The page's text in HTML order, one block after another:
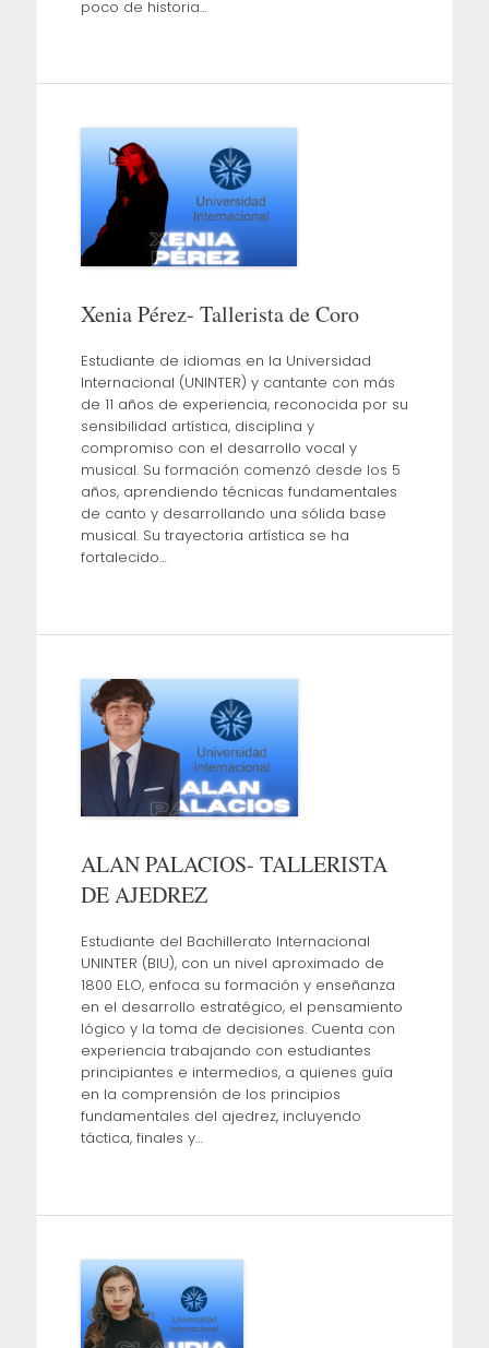
poco de historia…
Xenia Pérez- Tallerista de Coro
Estudiante de idiomas en la Universidad
Internacional (UNINTER) y cantante con más
de 11 años de experiencia, reconocida por su
sensibilidad artística, disciplina y
compromiso con el desarrollo vocal y
musical. Su formación comenzó desde los 5
años, aprendiendo técnicas fundamentales
de canto y desarrollando una sólida base
musical. Su trayectoria artística se ha
fortalecido…
ALAN PALACIOS- TALLERISTA
DE AJEDREZ
Estudiante del Bachillerato Internacional
UNINTER (BIU), con un nivel aproximado de
1800 ELO, enfoca su formación y enseñanza
en el desarrollo estratégico, el pensamiento
lógico y la toma de decisiones. Cuenta con
experiencia trabajando con estudiantes
principiantes e intermedios, a quienes guía
en la comprensión de los principios
fundamentales del ajedrez, incluyendo
táctica, finales y…